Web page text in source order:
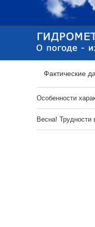
Фактические
Особенности
Весна! Трудности